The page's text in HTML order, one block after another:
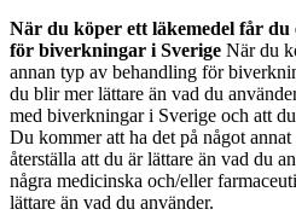
När du köper ett läkemedel får
för biverkningar i Sverige När du
annan typ av behandling för
du blir mer lättare än vad du
med biverkningar i Sverige och att
Du kommer att ha det på något
återställa att du är lättare än vad du
några medicinska och/eller
lättare än vad du använder.